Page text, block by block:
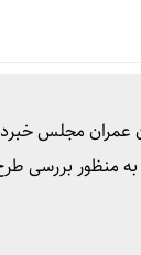
عمران مجلس
منظور بررسی